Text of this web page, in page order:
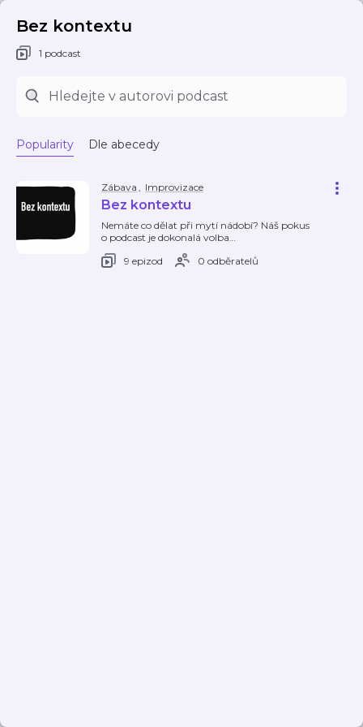
Bez kontextu
1 podcast
Popularity Dle abecedy
Zábava , Improvizace
Bez kontextu
Nemáte co dělat při mytí nádobí? Náš pokus
o podcast je dokonalá volba…
9 epizod
0 odběratelů